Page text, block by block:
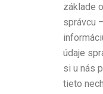
základe
správcu
údaje
si u nás
tieto